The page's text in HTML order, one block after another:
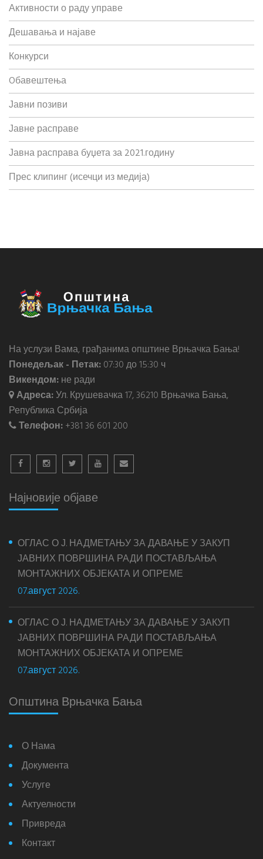
Активности о раду управе
Дешавања и најаве
Конкурси
Oбавештења
Јавни позиви
Јавне расправе
Јавна расправа буџета за 2021.годину
Прес клипинг (исечци из медија)
На услузи Вама, грађанима општине Врњачка Бања!
Понедељак - Петак:07:30 до 15:30 ч
Викендом:не ради
Адреса:Ул. Крушевачка 17, 36210 Врњачка Бања,
Република Србија
Телефон:+381 36 601 200
Најновије објаве
ОГЛАС О Ј. НАДМЕТАЊУ ЗА ДАВАЊЕ У ЗАКУП
ЈАВНИХ ПОВРШИНА РАДИ ПОСТАВЉАЊА
МОНТАЖНИХ ОБЈЕКАТА И ОПРЕМЕ
07.август 2026.
ОГЛАС О Ј. НАДМЕТАЊУ ЗА ДАВАЊЕ У ЗАКУП
ЈАВНИХ ПОВРШИНА РАДИ ПОСТАВЉАЊА
МОНТАЖНИХ ОБЈЕКАТА И ОПРЕМЕ
07.август 2026.
Општина Врњачка Бања
О Нама
Документа
Услуге
Актуелности
Привреда
Контакт